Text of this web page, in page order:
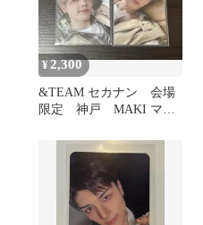
¥2,300
&TEAM セカナン 会場
限定 神戸 MAKI マ